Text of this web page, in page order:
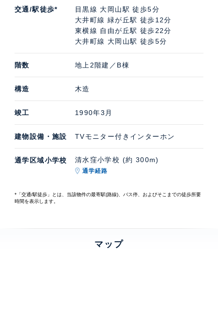
交通/駅徒歩*
目黒線 大岡山駅 徒歩5分
大井町線 緑が丘駅 徒歩12分
東横線 自由が丘駅 徒歩22分
大井町線 大岡山駅 徒歩5分
階数 地上2階建／B棟
構造 木造
竣工 1990年3月
建物設備・施設 TVモニター付きインターホン
通学区域小学校 清水窪小学校 (約 300m)
通学経路
*「交通/駅徒歩」とは、当該物件の最寄駅(路線)、バス停、およびそこまでの徒歩所要
時間を表示します。
マップ